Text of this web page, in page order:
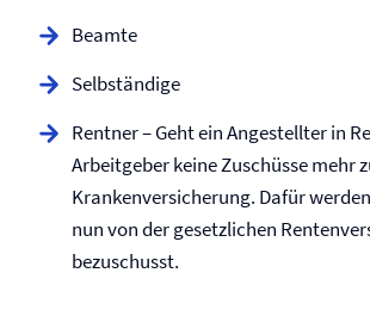
Beamte
Selbständige
Rentner – Geht ein Angestellter in
Arbeitgeber keine Zuschüsse mehr
Kranken­versicherung. Dafür
nun von der gesetzlichen
bezuschusst.